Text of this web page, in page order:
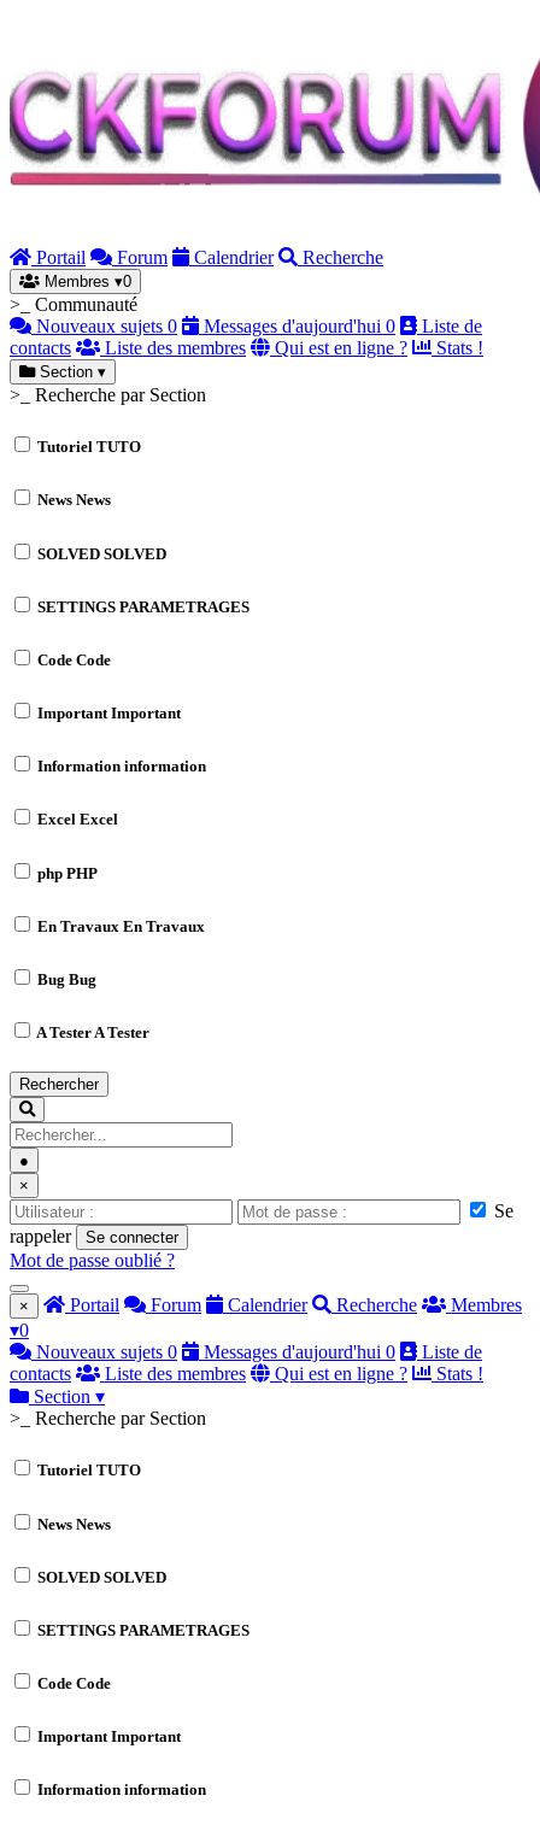
Portail Forum Calendrier Recherche
Membres ▾0
>_ Communauté
Nouveaux sujets 0 Messages d'aujourd'hui 0
Liste de
contacts
Liste des membres Qui est en ligne ? Stats !
Section ▾
>_ Recherche par Section
Tutoriel TUTO
News News
SOLVED SOLVED
SETTINGS PARAMETRAGES
Code Code
ImportantImportant
Information information
Excel Excel
php PHP
En Travaux En Travaux
Bug Bug
A TesterA Tester
Rechercher
●
×
Se
rappeler
Se connecter
Mot de passe oublié ?
× Portail Forum Calendrier Recherche
Membres
▾0
Nouveaux sujets 0 Messages d'aujourd'hui 0
Liste de
contacts
Liste des membres Qui est en ligne ?
Stats !
Section ▾
>_ Recherche par Section
Tutoriel TUTO
News News
SOLVED SOLVED
SETTINGS PARAMETRAGES
Code Code
ImportantImportant
Information information